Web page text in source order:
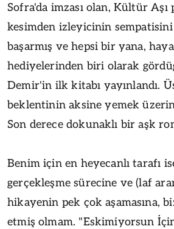
Sofra'da imzası olan, Kültür Aşı
kesimden izleyicinin sempatisini
başarmış ve hepsi bir yana,
hediyelerinden biri olarak
Demir'in ilk kitabı yayınlandı.
beklentinin aksine yemek
Son derece dokunaklı bir aşk
Benim için en heyecanlı tarafı
gerçekleşme sürecine ve (laf
hikayenin pek çok aşamasına,
etmiş olmam. "Eskimiyorsun